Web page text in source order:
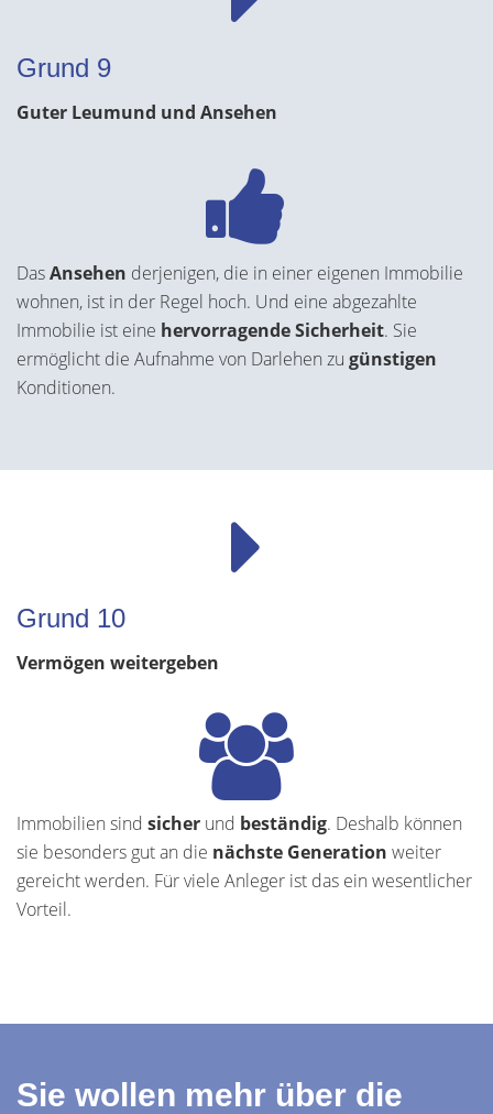
Grund 9
Guter Leumund und Ansehen
DasAnsehen derjenigen, die in einer eigenen Immobilie
wohnen, ist in der Regel hoch. Und eine abgezahlte
Immobilie ist eine hervorragende Sicherheit. Sie
ermöglicht die Aufnahme von Darlehen zu günstigen
Konditionen.
Grund 10
Vermögen weitergeben
Immobilien sind sicher und beständig. Deshalb können
sie besonders gut an die nächste Generation weiter
gereicht werden. Für viele Anleger ist das ein wesentlicher
Vorteil.
Sie wollen mehr über die